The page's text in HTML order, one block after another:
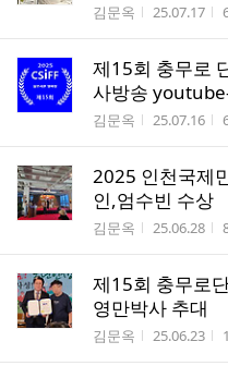
작성자
김문옥 작성시간
25.07.17
제15회 충무로
사방송
작성자
김문옥 작성시간
25.07.16
2025 인천국제
인,엄수빈 수상
작성자
김문옥 작성시간
25.06.28
제15회 충무로
영만박사 추대
작성자
김문옥 작성시간
25.06.23